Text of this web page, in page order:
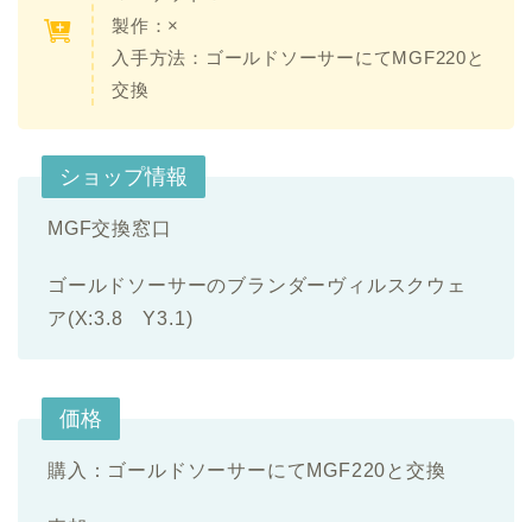
製作：×
入手方法：ゴールドソーサーにてMGF220と
交換
ショップ情報
MGF交換窓口
ゴールドソーサーのブランダーヴィルスクウェ
ア(X:3.8 Y3.1)
価格
購入：ゴールドソーサーにてMGF220と交換